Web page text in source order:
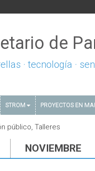
de
· tecnología ·
STROM PROYECTOS EN
público, Talleres
NOVIEMBRE